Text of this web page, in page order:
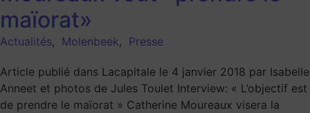
maïorat»
Actualités, Molenbeek, Presse
Article publié dans Lacapitale le 4 janvier 2018 par Isabelle
Anneet et photos de Jules Toulet Interview: « L’objectif est
de prendre le maïorat » Catherine Moureaux visera la